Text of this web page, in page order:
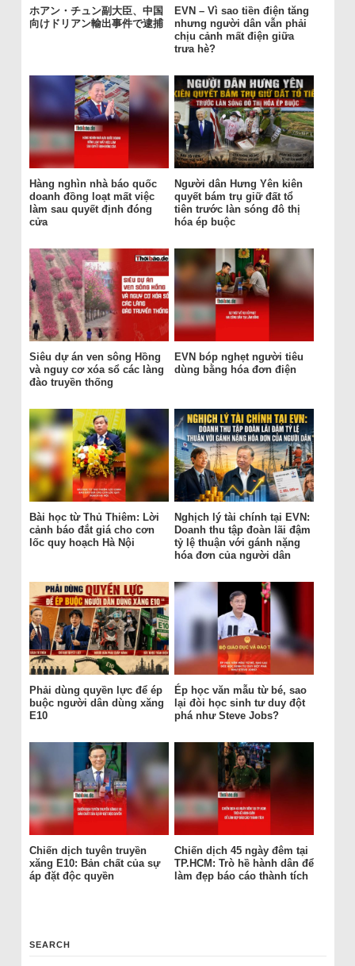
ホアン・チュン副大臣、中国
向けドリアン輸出事件で逮捕
EVN – Vì sao tiền điện tăng
nhưng người dân vẫn phải
chịu cảnh mất điện giữa
trưa hè?
Hàng nghìn nhà báo quốc
doanh đồng loạt mất việc
làm sau quyết định đóng
cửa
Người dân Hưng Yên kiên
quyết bám trụ giữ đất tổ
tiên trước làn sóng đô thị
hóa ép buộc
Siêu dự án ven sông Hồng
và nguy cơ xóa sổ các làng
đào truyền thống
EVN bóp nghẹt người tiêu
dùng bằng hóa đơn điện
Bài học từ Thủ Thiêm: Lời
cảnh báo đắt giá cho cơn
lốc quy hoạch Hà Nội
Nghịch lý tài chính tại EVN:
Doanh thu tập đoàn lãi đậm
tỷ lệ thuận với gánh nặng
hóa đơn của người dân
Phải dùng quyền lực để ép
buộc người dân dùng xăng
E10
Ép học văn mẫu từ bé, sao
lại đòi học sinh tư duy đột
phá như Steve Jobs?
Chiến dịch tuyên truyền
xăng E10: Bản chất của sự
áp đặt độc quyền
Chiến dịch 45 ngày đêm tại
TP.HCM: Trò hề hành dân để
làm đẹp báo cáo thành tích
SEARCH